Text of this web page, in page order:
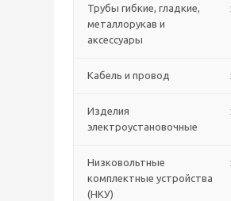
Трубы гибкие, гладкие,
металлорукав и
аксессуары
Кабель и провод
Изделия
электроустановочные
Низковольтные
комплектные устройства
(НКУ)